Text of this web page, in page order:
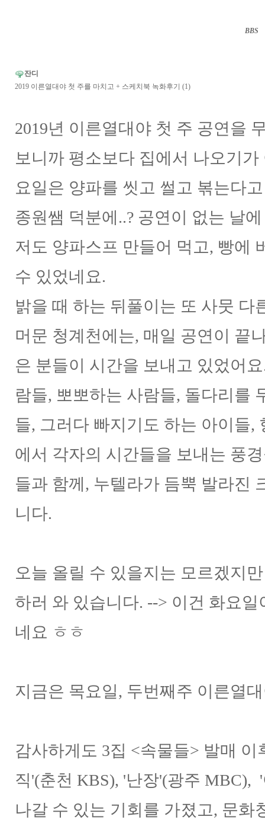
BBS
잔디
2019 이른열대야 첫 주를 마치고 + 스케치북 녹화후기 (1)
2019년 이른열대야 첫 주 공연을
보니까 평소보다 집에서 나오기
요일은 양파를 씻고 썰고 볶는다
종원쌤 덕분에..? 공연이 없는 날
저도 양파스프 만들어 먹고, 빵에
수 있었네요.
밝을 때 하는 뒤풀이는 또 사뭇
머문 청계천에는, 매일 공연이 끝
은 분들이 시간을 보내고 있었어
람들, 뽀뽀하는 사람들, 돌다리를
들, 그러다 빠지기도 하는 아이들,
에서 각자의 시간들을 보내는 풍
들과 함께, 누텔라가 듬뿍 발라진
니다.
오늘 올릴 수 있을지는 모르겠지
하러 와 있습니다. --> 이건 화요
네요 ㅎㅎ
지금은 목요일, 두번째주 이른열
감사하게도 3집 <속물들> 발매
직'(춘천 KBS), '난장'(광주 MBC),
나갈 수 있는 기회를 가졌고, 문